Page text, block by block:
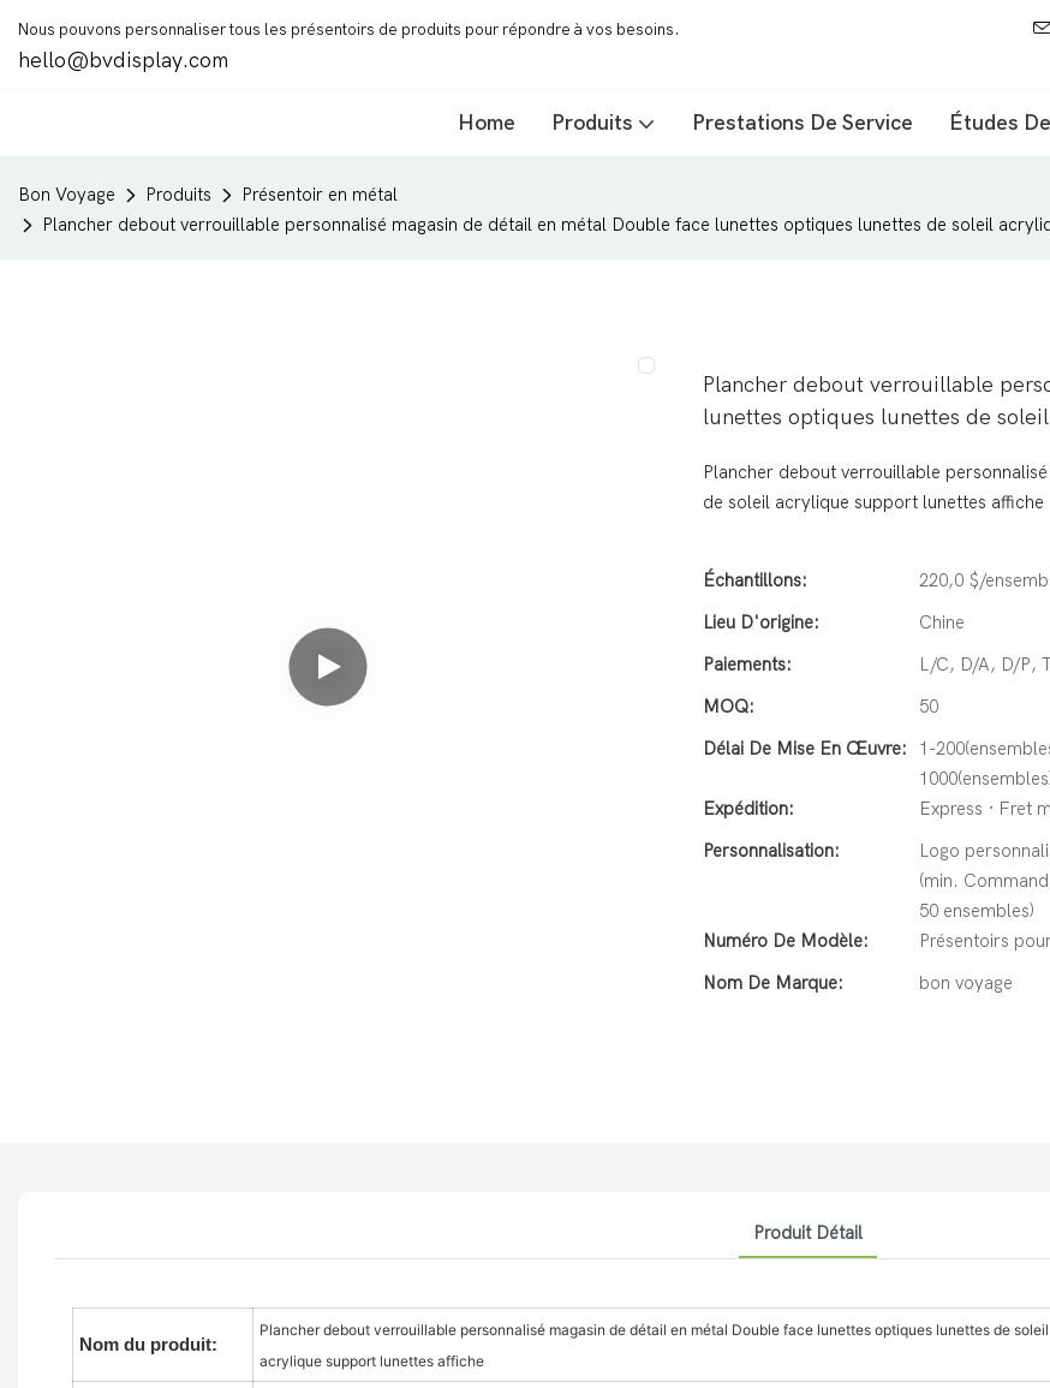
Nous pouvons personnaliser tous les présentoirs de produits pour répondre à vos besoins.
hello@bvdisplay.com
Home Produits Prestations De Service Études
Bon Voyage Produits
Présentoir en métal
Plancher debout verrouillable personnalisé magasin de détail en métal Double face lunettes optiques lunettes de soleil
Plancher debout verrouillable
lunettes optiques lunettes de
Plancher debout verrouillable
de soleil acrylique support lunettes affiche
Échantillons:
220,0 $/
Lieu D'origine:
Chine
Paiements:
L/C, D/A, D/P,
MOQ:
50
Délai De Mise En Œuvre:
1-
Expédition:
Express · Fret
Personnalisation:
Logo
(min.
50 ensembles)
Numéro De Modèle:
Présentoirs
Nom De Marque:
bon voyage
Produit Détail
Nom du produit:
Plancher debout verrouillable personnalisé magasin de détail en métal Double face lunettes optiques lunettes de soleil
acrylique support lunettes affiche